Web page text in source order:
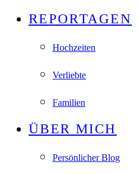
REPORTAGEN
Hochzeiten
Verliebte
Familien
ÜBER MICH
Persönlicher Blog